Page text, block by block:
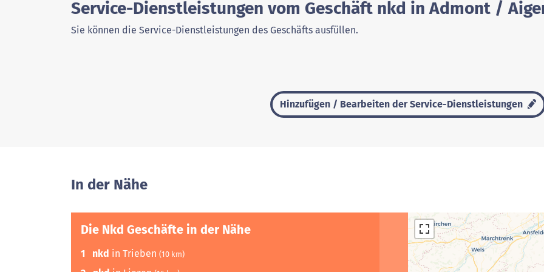
Service-Dienstleistungen vom Geschäft nkd in Admont /
Sie können die Service-Dienstleistungen des Geschäfts ausfüllen.
Hinzufügen / Bearbeiten der Service-Dienstleistungen
In der Nähe
Die Nkd Geschäfte in der Nähe
1 nkd in Trieben (10 km)